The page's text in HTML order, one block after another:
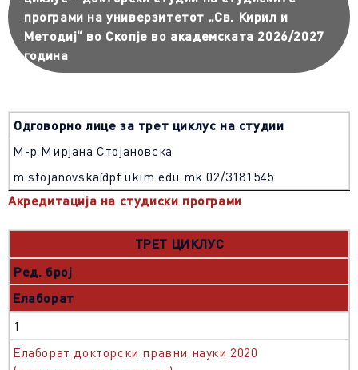
програми на универзитетот „Св. Кирил и
Методиј“ во Скопје во академската 2026/2027
година
Одговорно лице за трет циклус на студии
М-р Мирјана Стојановска
m.stojanovska@pf.ukim.edu.mk 02/3181545
Акредитација на студиски програми
ТРЕТ ЦИКЛУС
Ред. број
Елаборат
1
Елаборат докторски правни науки 2020